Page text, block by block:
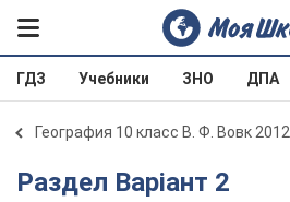
ГДЗ Учебники ЗНО ДПА
География 10 класс В. Ф. Вовк 2012
Раздел Варіант 2